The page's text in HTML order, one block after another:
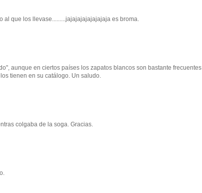
al que los llevase.........jajajajajajajajaja es broma.
aunque en ciertos países los zapatos blancos son bastante frecuentes
tienen en su catálogo. Un saludo.
colgaba de la soga. Gracias.